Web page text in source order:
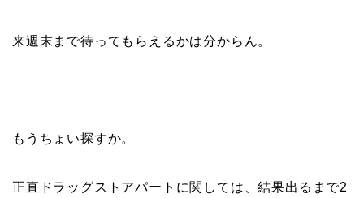
来週末まで待ってもらえるかは分からん。
もうちょい探すか。
正直ドラッグストアパートに関しては、結果出るまで2